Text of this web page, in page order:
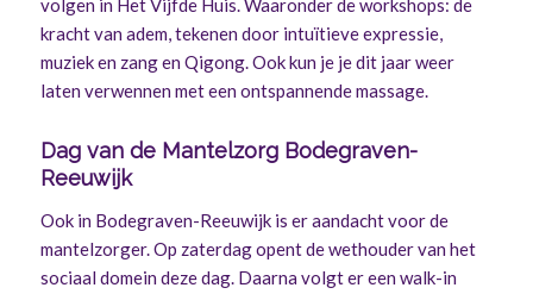
kracht van adem, tekenen door intuïtieve expressie,
muziek en zang en Qigong. Ook kun je je dit jaar weer
laten verwennen met een ontspannende massage.
Dag van de Mantelzorg Bodegraven-
Reeuwijk
Ook in Bodegraven-Reeuwijk is er aandacht voor de
mantelzorger. Op zaterdag opent de wethouder van het
sociaal domein deze dag. Daarna volgt er een walk-in